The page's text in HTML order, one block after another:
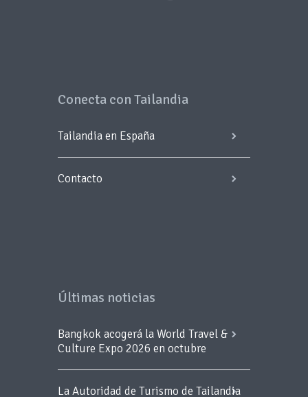
Conecta con Tailandia
Tailandia en España
Contacto
Últimas noticias
Bangkok acogerá la World Travel &
Culture Expo 2026 en octubre
La Autoridad de Turismo de Tailandia